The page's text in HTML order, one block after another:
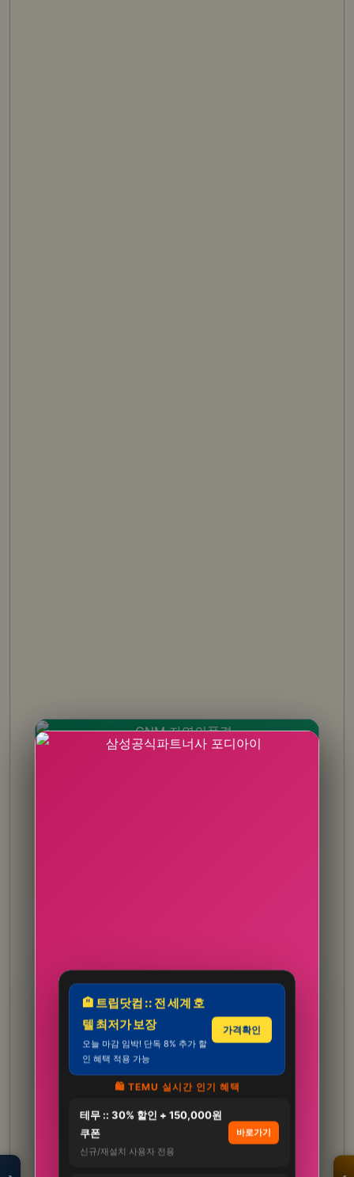
🏨 트립닷컴 :: 전 세계 호
텔 최저가 보장
오늘 마감 임박! 단독 8% 추가 할
인 혜택 적용 가능
가격확인
🛍️ TEMU 실시간 인기 혜택
테무 :: 30% 할인 + 150,000원
쿠폰
신규/재설치 사용자 전용
바로가기